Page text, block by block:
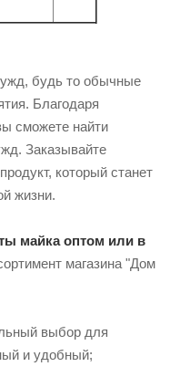
будь то обычные
Благодаря
сможете найти
Заказывайте
который станет
жизни.
майка оптом или в
магазина "Дом
выбор для
и удобный;